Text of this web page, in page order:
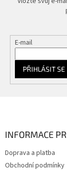
E-mail
PŘIHLÁSIT SE
INFORMACE
Doprava a platba
Obchodní podmínky